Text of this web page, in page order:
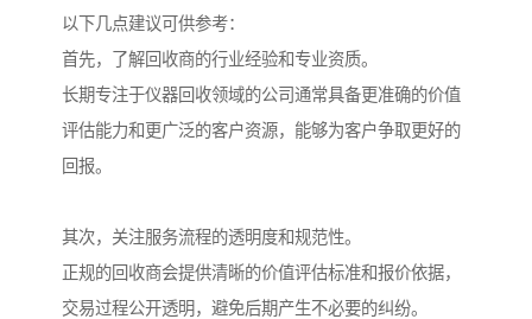
以下几点建议可供参考：
首先，了解回收商的行业经验和专业资质。
长期专注于仪器回收领域的公司通常具备更准确的价值
评估能力和更广泛的客户资源，能够为客户争取更好的
回报。
其次，关注服务流程的透明度和规范性。
正规的回收商会提供清晰的价值评估标准和报价依据，
交易过程公开透明，避免后期产生不必要的纠纷。